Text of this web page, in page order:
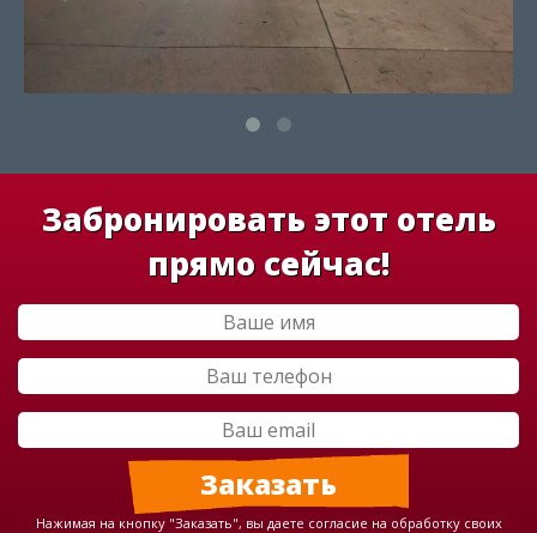
Забронировать этот отель
прямо сейчас!
Нажимая на кнопку "Заказать", вы даете согласие на обработку своих